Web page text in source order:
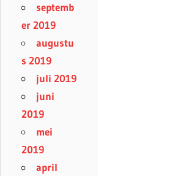
septemb
er 2019
augustu
s 2019
juli 2019
juni
2019
mei
2019
april